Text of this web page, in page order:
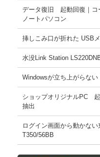
データ復旧 起動回復｜コ
ノートパソコン
挿しこみ口が折れた USB
水没Link Station
Windowsが立ち上がらな
ショップオリジナルPC
抽出
ログイン画面から動かな
T350/56BB